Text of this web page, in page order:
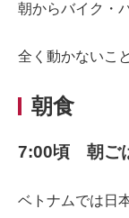
朝からバイク・
全く動かないこ
朝食
7:00頃 朝ご
ベトナムでは日